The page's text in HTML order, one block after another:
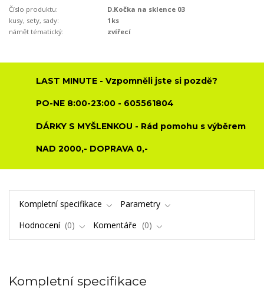
Číslo produktu:
D.Kočka na sklence 03
kusy, sety, sady:
1ks
námět tématický:
zvířecí
LAST MINUTE - Vzpomněli jste si pozdě?
PO-NE 8:00-23:00 - 605561804
DÁRKY S MYŠLENKOU - Rád pomohu s výběrem
NAD 2000,- DOPRAVA 0,-
Kompletní specifikace
Parametry
Hodnocení
0 Komentáře 0
Kompletní specifikace